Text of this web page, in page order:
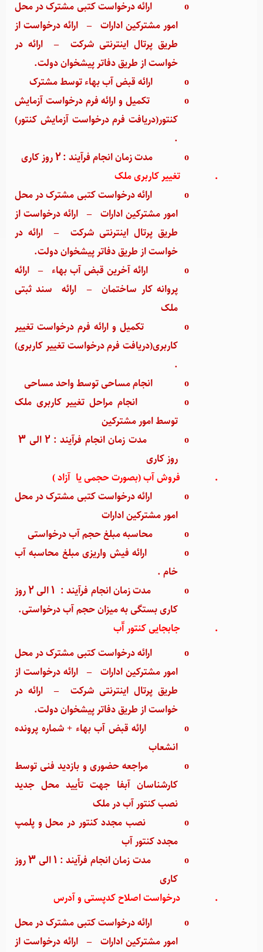
o
ارائه درخواست کتبی مشترک در محل
امور مشترکین ادارات
–
ارائه درخواست از
طریق پرتال اینترنتی شرکت
–
ارائه در
خواست از طریق دفاتر پیشخوان دولت.
o
ارائه قبض آب بهاء توسط مشترک
o
تکمیل و ارائه فرم درخواست آزمایش
کنتور(دریافت فرم درخواست آزمایش کنتور)
.
o
مدت زمان انجام فرآیند : 2 روز کاری
·
تغییر کاربری ملک
o
ارائه درخواست کتبی مشترک در محل
امور مشترکین ادارات
–
ارائه درخواست از
طریق پرتال اینترنتی شرکت
–
ارائه در
خواست از طریق دفاتر پیشخوان دولت.
o
ارائه آخرین قبض آب بهاء –
ارائه
پروانه کار ساختمان
–
ارائه سند ثبتی
ملک
o
تکمیل و ارائه فرم درخواست تغییر
کاربری(دریافت فرم درخواست تغییر کاربری)
.
o
انجام مساحی توسط واحد مساحی
o
انجام مراحل تغییر کاربری ملک
توسط امور مشترکین
o
مدت زمان انجام فرآیند : 2 الی 3
روز کاری
·
فروش آب (بصورت حجمی یا آزاد )
o
ارائه درخواست کتبی مشترک در محل
امور مشترکین ادارات
o
محاسبه مبلغ حجم آب درخواستی
o
ارائه فیش واریزی مبلغ محاسبه آب
خام .
o
مدت زمان انجام فرآیند : 1 الی 2 روز
کاری بستگی به میزان حجم آب درخواستی.
·
جابجایی کنتور آّب
o
ارائه درخواست کتبی مشترک در محل
امور مشترکین ادارات
–
ارائه درخواست از
طریق پرتال اینترنتی شرکت
–
ارائه در
خواست از طریق دفاتر پیشخوان دولت.
o
ارائه قبض آب بهاء + شماره پرونده
انشعاب
o
مراجعه حضوری و بازدید فنی توسط
کارشناسان آبفا جهت تأیید محل جدید
نصب کنتور آب در ملک
o
نصب مجدد کنتور در محل و پلمپ
مجدد کنتور آب
o
مدت زمان انجام فرآیند : 1 الی 3 روز
کاری
·
درخواست اصلاح کدپستی و آدرس
o
ارائه درخواست کتبی مشترک در محل
امور مشترکین ادارات
–
ارائه درخواست از